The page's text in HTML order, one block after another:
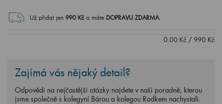
Už přidat jen 990Kč a máte DOPRAVU ZDARMA.
0.00 Kč / 990 Kč
Zajímá vás nějaký detail?
Odpovědi na nejčastější otázky najdete v naší poradně, kterou
jsme společně s kolegyní Bárou a kolegou Radkem nachystali.